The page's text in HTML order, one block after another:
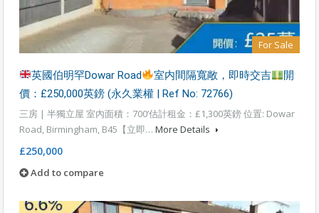
For Sale
英國伯明罕Dowar Road 室内間隔寬敞，即時交吉
開
價：£250,000英鎊 (永久業權 | Ref No: 72766)
三房 | 半獨立屋 室內面積：700’估計租金：£1,300英鎊 位置: Dowar
Road, Birmingham, B45【立即… More Details
£250,000
Add to compare